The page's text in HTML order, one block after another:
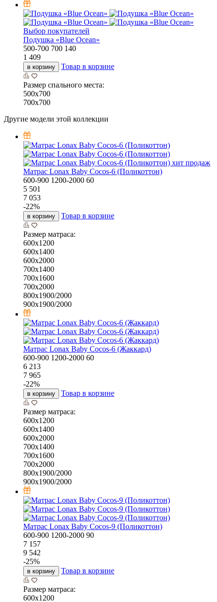
Выбор покупателей
Подушка «Bluе Ocean»
500-700 700 140
1 409
в корзину Товар в корзине
Размер спального места:
500х700
700х700
Другие модели этой коллекции
хит продаж
Матрас Lonax Baby Cocos-6 (Поликоттон)
600-900 1200-2000 60
5 501
7 053
-22%
в корзину Товар в корзине
Размер матраса:
600х1200
600х1400
600х2000
700х1400
700х1600
700х2000
800х1900/2000
900х1900/2000
Матрас Lonax Baby Cocos-6 (Жаккард)
600-900 1200-2000 60
6 213
7 965
-22%
в корзину Товар в корзине
Размер матраса:
600х1200
600х1400
600х2000
700х1400
700х1600
700х2000
800х1900/2000
900х1900/2000
Матрас Lonax Baby Cocos-9 (Поликоттон)
600-900 1200-2000 90
7 157
9 542
-25%
в корзину Товар в корзине
Размер матраса:
600х1200